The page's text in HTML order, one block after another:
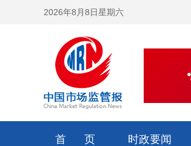
2026年8月8日星期六
首 页 时政要闻